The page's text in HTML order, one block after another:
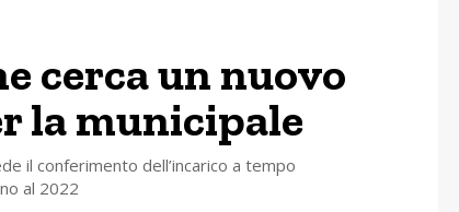
cerca un nuovo
la municipale
il conferimento dell’incarico a tempo
al 2022